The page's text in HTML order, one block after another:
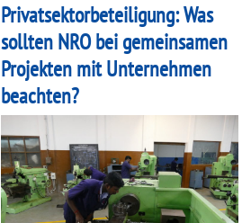
Privatsektorbeteiligung: Was
sollten NRO bei gemeinsamen
Projekten mit Unternehmen
beachten?